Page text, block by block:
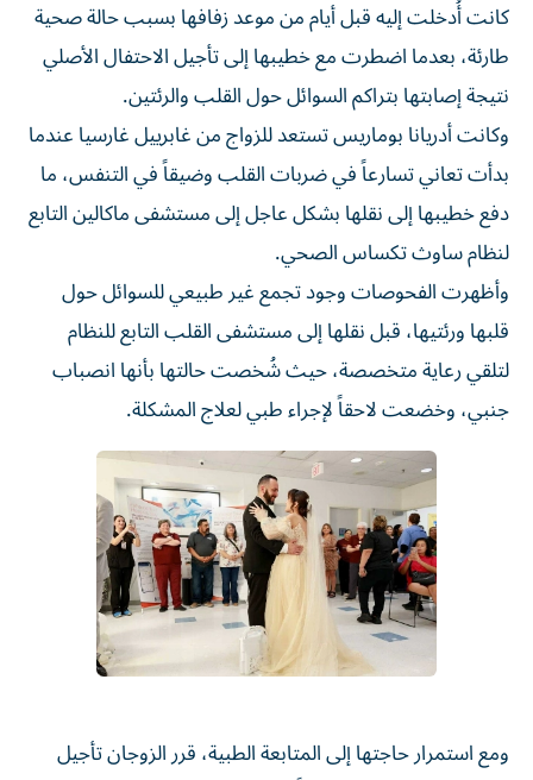
كانت أُدخلت إليه قبل أيام من موعد زفافها بسبب حالة صحية
طارئة، بعدما اضطرت مع خطيبها إلى تأجيل الاحتفال الأصلي
نتيجة إصابتها بتراكم السوائل حول القلب والرئتين.
وكانت أدريانا بوماريس تستعد للزواج من غابرييل غارسيا عندما
بدأت تعاني تسارعاً في ضربات القلب وضيقاً في التنفس، ما
دفع خطيبها إلى نقلها بشكل عاجل إلى مستشفى ماكالين التابع
لنظام ساوث تكساس الصحي.
وأظهرت الفحوصات وجود تجمع غير طبيعي للسوائل حول
قلبها ورئتيها، قبل نقلها إلى مستشفى القلب التابع للنظام
لتلقي رعاية متخصصة، حيث شُخصت حالتها بأنها انصباب
جنبي، وخضعت لاحقاً لإجراء طبي لعلاج المشكلة.
ومع استمرار حاجتها إلى المتابعة الطبية، قرر الزوجان تأجيل